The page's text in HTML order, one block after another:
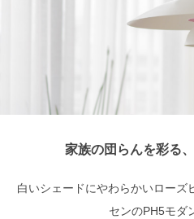
家族の団らんを彩る
白いシェードにやわらかいローズ
センのPH5モダ